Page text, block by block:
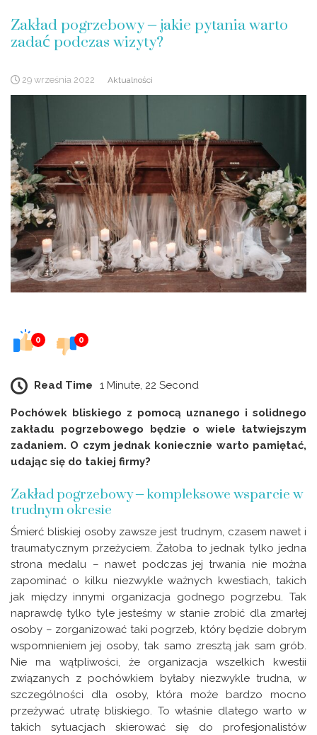
Zakład pogrzebowy – jakie pytania warto
zadać podczas wizyty?
29 września 2022 Aktualności
0 0
Read Time 1 Minute, 22 Second
Pochówek bliskiego z pomocą uznanego i solidnego
zakładu pogrzebowego będzie o wiele łatwiejszym
zadaniem. O czym jednak koniecznie warto pamiętać,
udając się do takiej firmy?
Zakład pogrzebowy – kompleksowe wsparcie w
trudnym okresie
Śmierć bliskiej osoby zawsze jest trudnym, czasem nawet i
traumatycznym przeżyciem. Żałoba to jednak tylko jedna
strona medalu – nawet podczas jej trwania nie można
zapominać o kilku niezwykle ważnych kwestiach, takich
jak między innymi organizacja godnego pogrzebu. Tak
naprawdę tylko tyle jesteśmy w stanie zrobić dla zmarłej
osoby – zorganizować taki pogrzeb, który będzie dobrym
wspomnieniem jej osoby, tak samo zresztą jak sam grób.
Nie ma wątpliwości, że organizacja wszelkich kwestii
związanych z pochówkiem byłaby niezwykle trudna, w
szczególności dla osoby, która może bardzo mocno
przeżywać utratę bliskiego. To właśnie dlatego warto w
takich sytuacjach skierować się do profesjonalistów